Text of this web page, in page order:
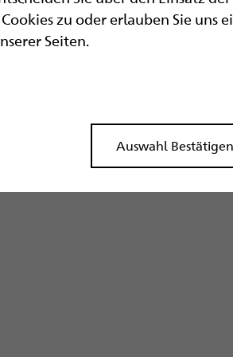
zu bringen.
zu oder erlauben Sie uns
Seiten.
Auswahl Bestätigen